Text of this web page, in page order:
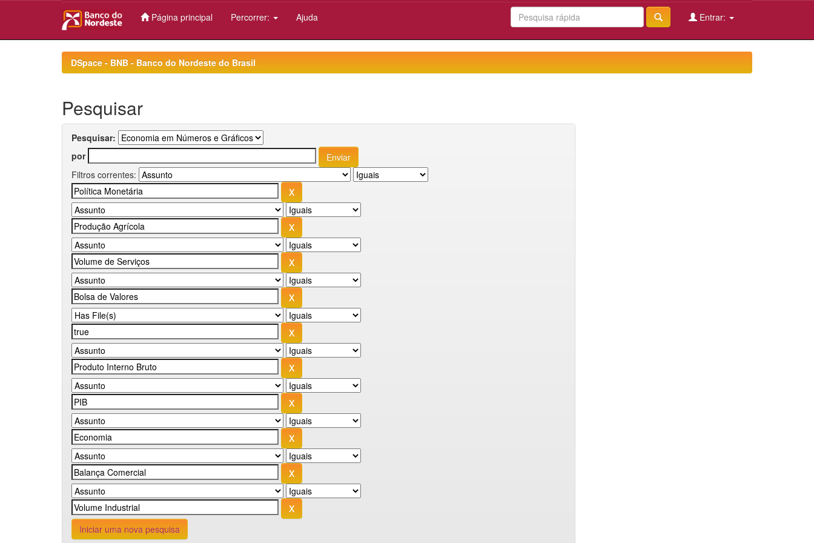
Página principal Percorrer: Ajuda Entrar:
DSpace - BNB - Banco do Nordeste do Brasil
Pesquisar
Pesquisar:
por
Filtros correntes:
Iniciar uma nova pesquisa